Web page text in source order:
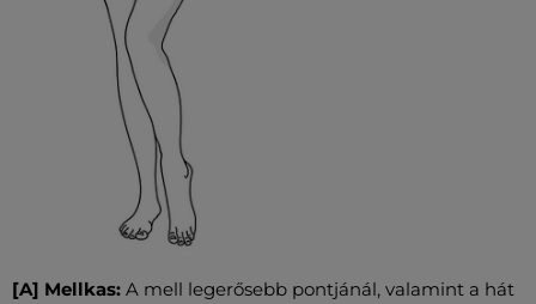
[A] Mellkas: A mell legerősebb pontjánál, valamint a hát